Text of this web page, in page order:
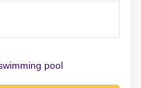
pool